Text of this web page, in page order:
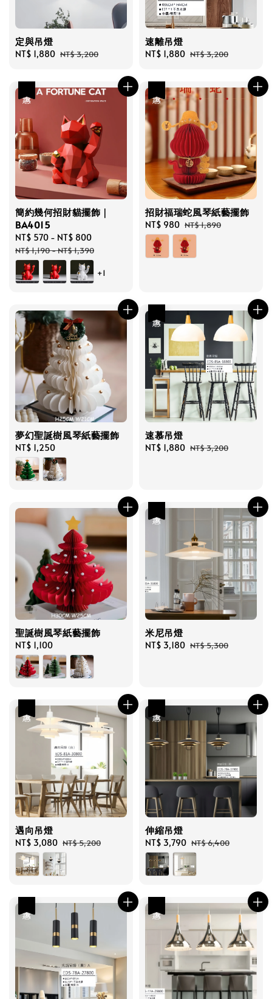
定與吊燈
Sale
NT$ 1,880 Regular
NT$ 3,200
速離吊燈
Sale
NT$ 1,880 Regular
NT$ 3,200
簡約幾何招財貓擺飾｜
BA4015
Sale
price
NT$ 570 - NT$ 800
NT$ 1,190-NT$ 1,390
+1
招財福瑞蛇風琴紙藝擺飾
Sale
price
NT$ 980 Regular
price
NT$ 1,890
夢幻聖誕樹風琴紙藝擺飾
Regular
price
NT$ 1,250
速慕吊燈
Sale
NT$ 1,880 Regular
NT$ 3,200
聖誕樹風琴紙藝擺飾
Regular
price
NT$ 1,100
米尼吊燈
Sale
NT$ 3,180 Regular
NT$ 5,300
遇向吊燈
Sale
price
NT$ 3,080 Regular
price
NT$ 5,200
伸縮吊燈
Sale
price
NT$ 3,790 Regular
price
NT$ 6,400